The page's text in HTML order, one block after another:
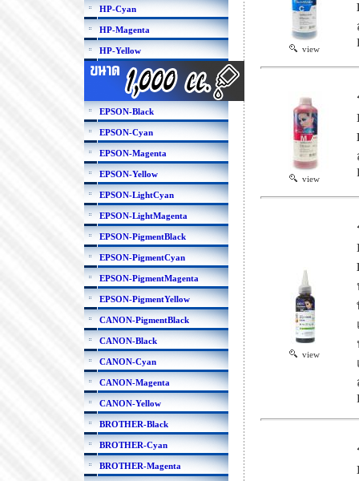
HP-Cyan
HP-Magenta
HP-Yellow
EPSON-Black
EPSON-Cyan
EPSON-Magenta
EPSON-Yellow
EPSON-LightCyan
EPSON-LightMagenta
EPSON-PigmentBlack
EPSON-PigmentCyan
EPSON-PigmentMagenta
EPSON-PigmentYellow
CANON-PigmentBlack
CANON-Black
CANON-Cyan
CANON-Magenta
CANON-Yellow
BROTHER-Black
BROTHER-Cyan
BROTHER-Magenta
view
view
view